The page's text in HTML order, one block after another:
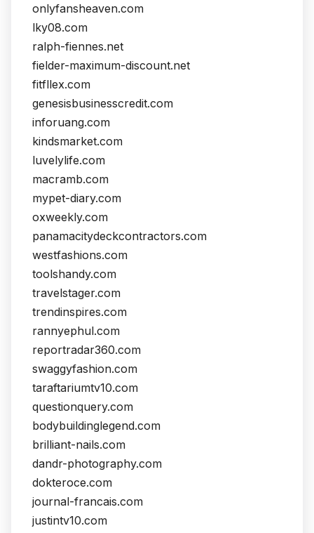
onlyfansheaven.com
lky08.com
ralph-fiennes.net
fielder-maximum-discount.net
fitfllex.com
genesisbusinesscredit.com
inforuang.com
kindsmarket.com
luvelylife.com
macramb.com
mypet-diary.com
oxweekly.com
panamacitydeckcontractors.com
westfashions.com
toolshandy.com
travelstager.com
trendinspires.com
rannyephul.com
reportradar360.com
swaggyfashion.com
taraftariumtv10.com
questionquery.com
bodybuildinglegend.com
brilliant-nails.com
dandr-photography.com
dokteroce.com
journal-francais.com
justintv10.com